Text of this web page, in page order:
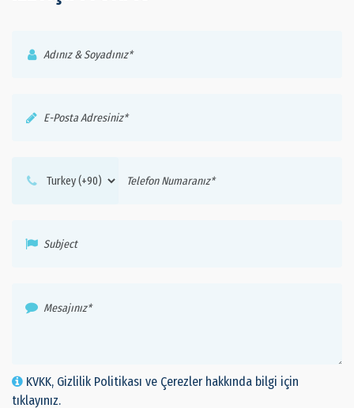
KVKK, Gizlilik Politikası ve Çerezler hakkında bilgi için
tıklayınız.